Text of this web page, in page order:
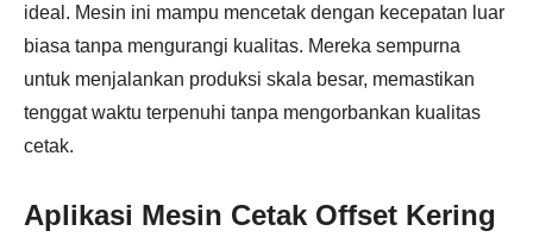
ideal. Mesin ini mampu mencetak dengan kecepatan luar
biasa tanpa mengurangi kualitas. Mereka sempurna
untuk menjalankan produksi skala besar, memastikan
tenggat waktu terpenuhi tanpa mengorbankan kualitas
cetak.
Aplikasi Mesin Cetak Offset Kering